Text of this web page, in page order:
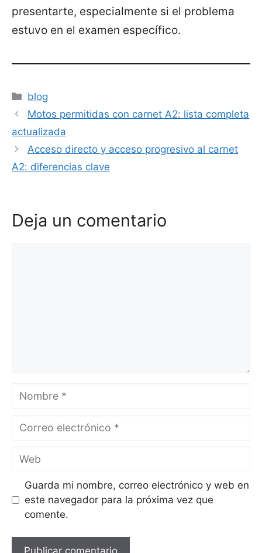
presentarte, especialmente si el problema
estuvo en el examen específico.
Categorías
blog
Motos permitidas con carnet A2: lista completa
actualizada
Acceso directo y acceso progresivo al carnet
A2: diferencias clave
Deja un comentario
Nombre
Correo
Web
Guarda mi nombre, correo electrónico y web en
este navegador para la próxima vez que
comente.